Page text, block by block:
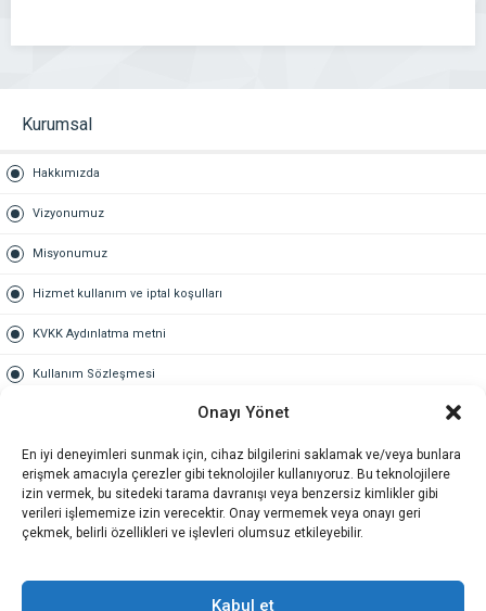
Onayı Yönet
En iyi deneyimleri sunmak için, cihaz bilgilerini saklamak ve/veya bunlara
erişmek amacıyla çerezler gibi teknolojiler kullanıyoruz. Bu teknolojilere
izin vermek, bu sitedeki tarama davranışı veya benzersiz kimlikler gibi
verileri işlememize izin verecektir. Onay vermemek veya onayı geri
çekmek, belirli özellikleri ve işlevleri olumsuz etkileyebilir.
Kabul et
Kurumsal
Hakkımızda
Vizyonumuz
Misyonumuz
Hizmet kullanım ve iptal koşulları
KVKK Aydınlatma metni
Kullanım Sözleşmesi
Gold üyelik nedir
Kariyer